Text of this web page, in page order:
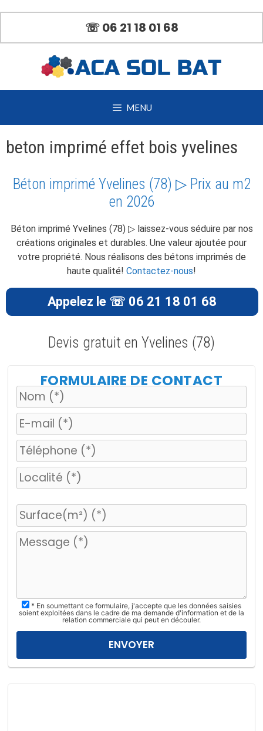
contenu
☏ 06 21 18 01 68
MENU
beton imprimé effet bois yvelines
Béton imprimé Yvelines (78) ▷ Prix au m2
en 2026
Béton imprimé Yvelines (78) ▷ laissez-vous séduire par nos
créations originales et durables. Une valeur ajoutée pour
votre propriété. Nous réalisons des bétons imprimés de
haute qualité! Contactez-nous!
Appelez le ☏ 06 21 18 01 68
Devis gratuit en Yvelines (78)
FORMULAIRE DE CONTACT
u
z
s
* En soumettant ce formulaire, j'accepte que les données saisies
soient exploitées dans le cadre de ma demande d'information et de la
relation commerciale qui peut en découler.